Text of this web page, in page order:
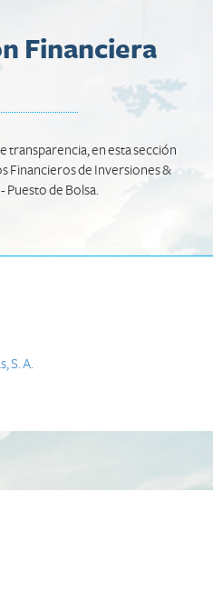
Financiera
en esta sección
Financieros de Inversiones &
- Puesto de Bolsa.
S. A.